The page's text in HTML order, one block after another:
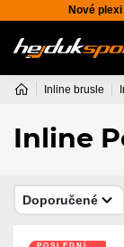
Nové
Inline brusle
Inline
Doporučené
POSLEDNÍ